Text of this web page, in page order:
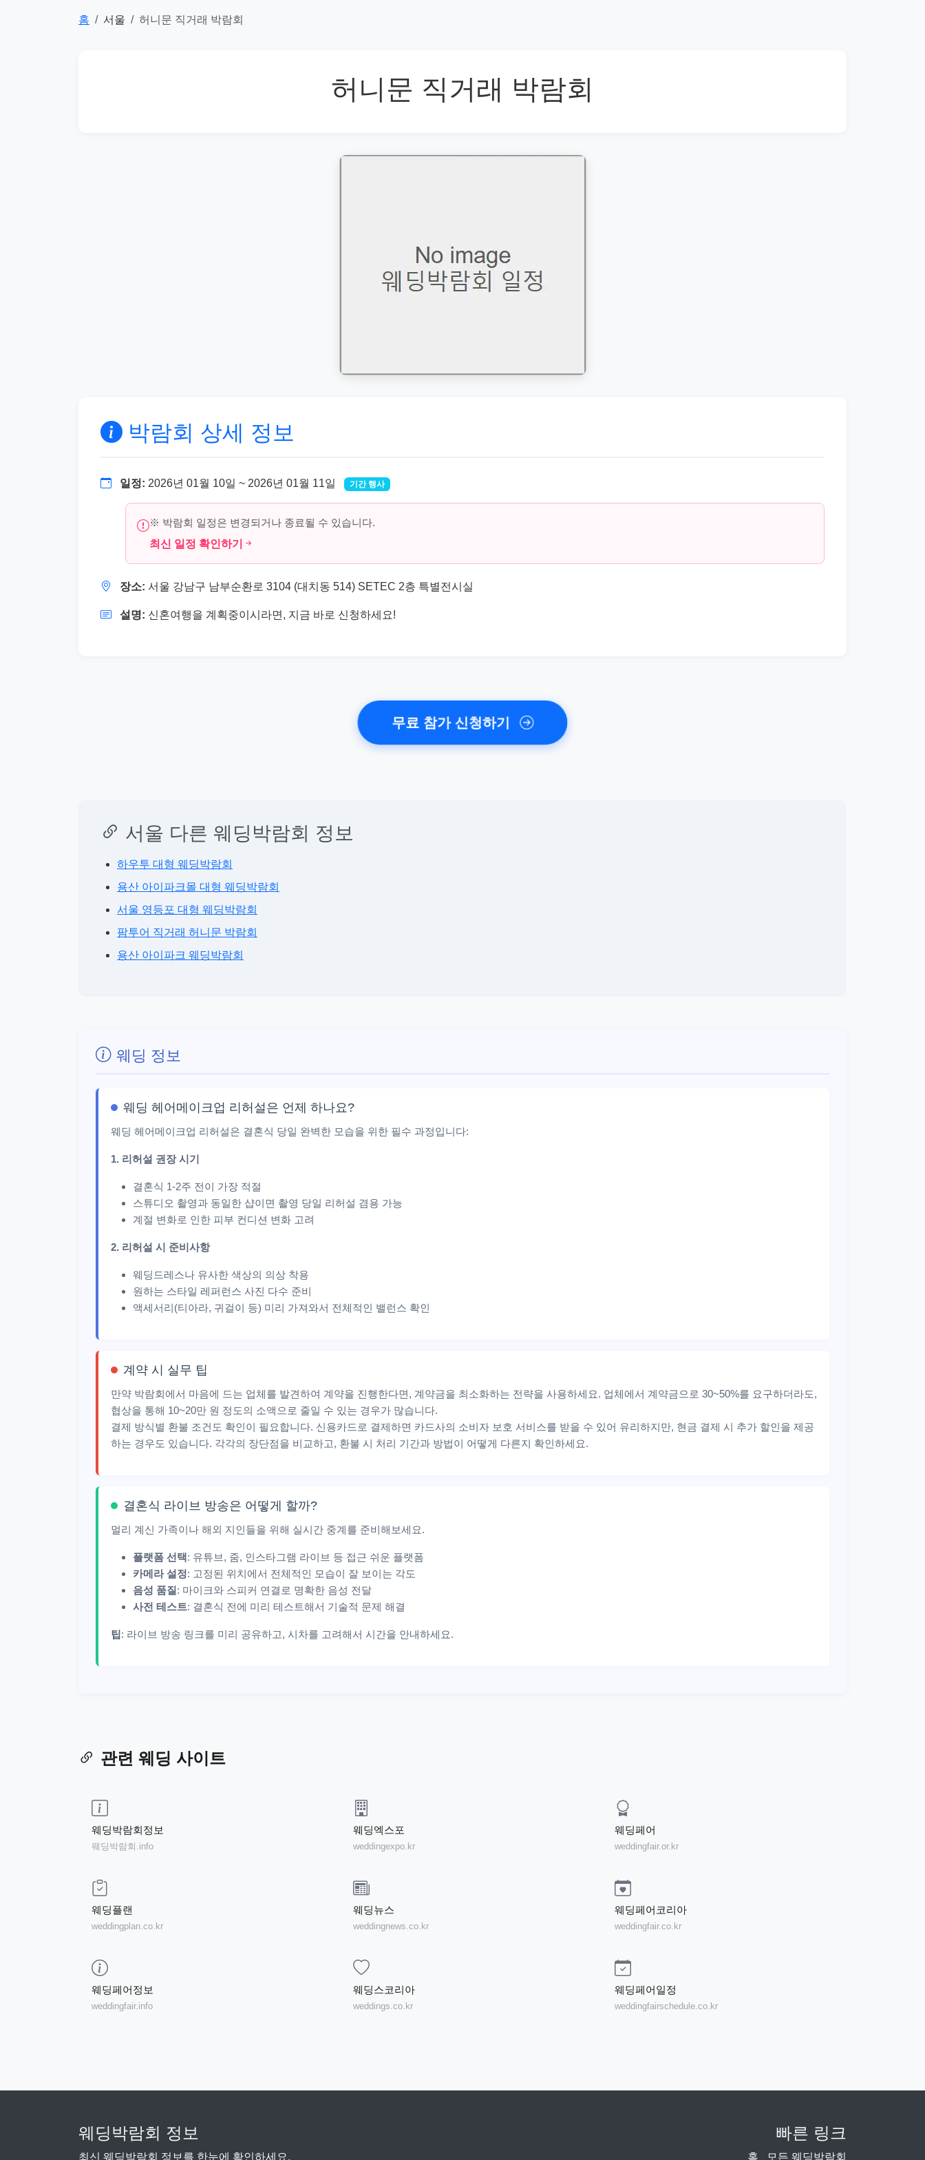
홈 서울 허니문 직거래 박람회
허니문 직거래 박람회
박람회 상세 정보
일정: 2026년 01월 10일 ~ 2026년 01월 11일 기간 행사
※ 박람회 일정은 변경되거나 종료될 수 있습니다.
최신 일정 확인하기
장소: 서울 강남구 남부순환로 3104 (대치동 514) SETEC 2층 특별전시실
설명: 신혼여행을 계획중이시라면, 지금 바로 신청하세요!
무료 참가 신청하기
서울 다른 웨딩박람회 정보
하우투 대형 웨딩박람회
용산 아이파크몰 대형 웨딩박람회
서울 영등포 대형 웨딩박람회
팜투어 직거래 허니문 박람회
용산 아이파크 웨딩박람회
웨딩 정보
웨딩 헤어메이크업 리허설은 언제 하나요?
웨딩 헤어메이크업 리허설은 결혼식 당일 완벽한 모습을 위한 필수 과정입니다:
1. 리허설 권장 시기
결혼식 1-2주 전이 가장 적절
스튜디오 촬영과 동일한 샵이면 촬영 당일 리허설 겸용 가능
계절 변화로 인한 피부 컨디션 변화 고려
2. 리허설 시 준비사항
웨딩드레스나 유사한 색상의 의상 착용
원하는 스타일 레퍼런스 사진 다수 준비
액세서리(티아라, 귀걸이 등) 미리 가져와서 전체적인 밸런스 확인
계약 시 실무 팁
만약 박람회에서 마음에 드는 업체를 발견하여 계약을 진행한다면, 계약금을 최소화하는 전략을 사용하세요. 업체에서 계약금으로 30~50%를 요구하더라도,
협상을 통해 10~20만 원 정도의 소액으로 줄일 수 있는 경우가 많습니다.
결제 방식별 환불 조건도 확인이 필요합니다. 신용카드로 결제하면 카드사의 소비자 보호 서비스를 받을 수 있어 유리하지만, 현금 결제 시 추가 할인을 제공
하는 경우도 있습니다. 각각의 장단점을 비교하고, 환불 시 처리 기간과 방법이 어떻게 다른지 확인하세요.
결혼식 라이브 방송은 어떻게 할까?
멀리 계신 가족이나 해외 지인들을 위해 실시간 중계를 준비해보세요.
플랫폼 선택 : 유튜브, 줌, 인스타그램 라이브 등 접근 쉬운 플랫폼
카메라 설정: 고정된 위치에서 전체적인 모습이 잘 보이는 각도
음성 품질 : 마이크와 스피커 연결로 명확한 음성 전달
사전 테스트: 결혼식 전에 미리 테스트해서 기술적 문제 해결
팁 : 라이브 방송 링크를 미리 공유하고, 시차를 고려해서 시간을 안내하세요.
관련 웨딩 사이트
웨딩박람회정보
웨딩박람회.info
웨딩플랜
weddingplan.co.kr
웨딩페어정보
weddingfair.info
웨딩엑스포
weddingexpo.kr
웨딩뉴스
weddingnews.co.kr
웨딩스코리아
weddings.co.kr
웨딩페어
weddingfair.or.kr
웨딩페어코리아
weddingfair.co.kr
웨딩페어일정
weddingfairschedule.co.kr
웨딩박람회 정보
최신 웨딩박람회 정보를 한눈에 확인하세요.
빠른 링크
홈 모든 웨딩박람회